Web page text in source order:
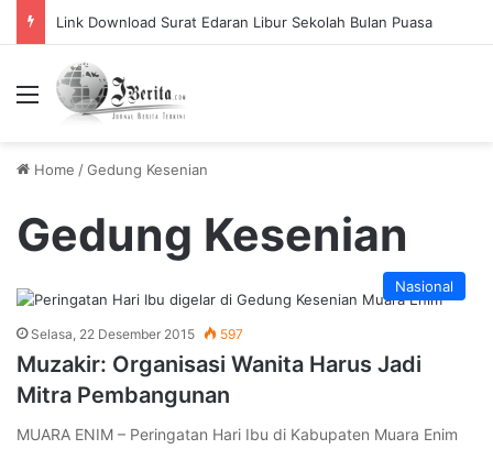
Link Download Surat Edaran Libur Sekolah Bulan Puasa
Menu
Home /Gedung Kesenian
Gedung Kesenian
Nasional
Selasa, 22 Desember 2015 597
Muzakir: Organisasi Wanita Harus Jadi
Mitra Pembangunan
MUARA ENIM – Peringatan Hari Ibu di Kabupaten Muara Enim